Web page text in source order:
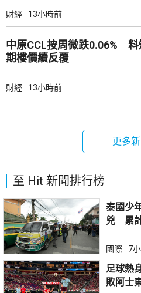
財經 13小時前
中原CCL按周微跌0.06% 料
期樓價續反覆
財經 13小時前
更多
至 Hit 新聞排行榜
泰國少
兇 累
國際 7
足球熱
敗阿士